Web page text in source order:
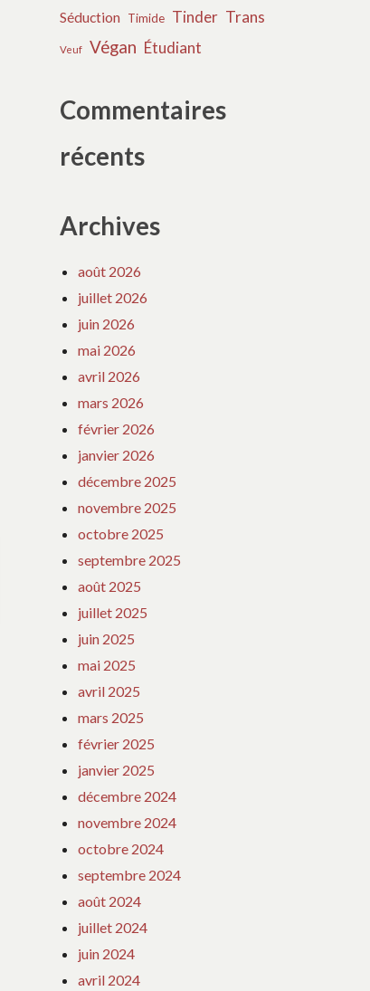
Séduction Timide Tinder Trans
Veuf Végan Étudiant
Commentaires
récents
Archives
août 2026
juillet 2026
juin 2026
mai 2026
avril 2026
mars 2026
février 2026
janvier 2026
décembre 2025
novembre 2025
octobre 2025
septembre 2025
août 2025
juillet 2025
juin 2025
mai 2025
avril 2025
mars 2025
février 2025
janvier 2025
décembre 2024
novembre 2024
octobre 2024
septembre 2024
août 2024
juillet 2024
juin 2024
avril 2024